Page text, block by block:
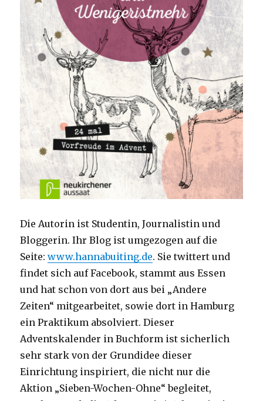
Die Autorin ist Studentin, Journalistin und
Bloggerin. Ihr Blog ist umgezogen auf die
Seite:www.hannabuiting.de. Sie twittert und
findet sich auf Facebook, stammt aus Essen
und hat schon von dort aus bei „Andere
Zeiten“ mitgearbeitet, sowie dort in Hamburg
ein Praktikum absolviert. Dieser
Adventskalender in Buchform ist sicherlich
sehr stark von der Grundidee dieser
Einrichtung inspiriert, die nicht nur die
Aktion „Sieben-Wochen-Ohne“ begleitet,